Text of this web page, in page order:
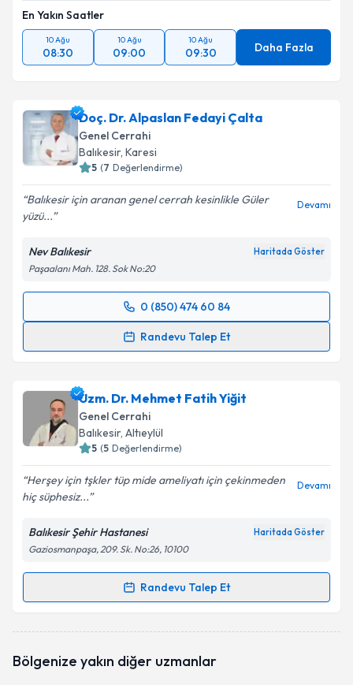
En Yakın Saatler
10 Ağu
08:30
10 Ağu
09:00
10 Ağu
09:30 Daha Fazla
Doç. Dr. Alpaslan Fedayi Çalta
Genel Cerrahi
Balıkesir, Karesi
5 (7 Değerlendirme)
Balıkesir için aranan genel cerrah kesinlikle Güler
yüzü...
Devamı
Nev Balıkesir Haritada Göster
Paşaalanı Mah. 128. Sok No:20
0 (850) 474 60 84
Randevu Talep Et
Randevu Takvimi Talebi
için bir takvim hazırlandığında e-posta ile
bilgilendireceğiz.
E-posta Adresiniz
Metni'ni okudum ve kişisel verilerimin belirtilen
kapsamda işlenmesini kabul ediyorum.
Takvim Talebini Gönder
Uzm. Dr. Mehmet Fatih Yiğit
Genel Cerrahi
Balıkesir, Altıeylül
5 (5 Değerlendirme)
Herşey için tşkler tüp mide ameliyatı için çekinmeden
hiç süphesiz...
Devamı
Balıkesir Şehir Hastanesi Haritada Göster
Gaziosmanpaşa, 209. Sk. No:26, 10100
Randevu Talep Et
Randevu Takvimi Talebi
talebi oluşturun. Size bu uzmandan randevu almanız
Bölgenize yakın diğer uzmanlar